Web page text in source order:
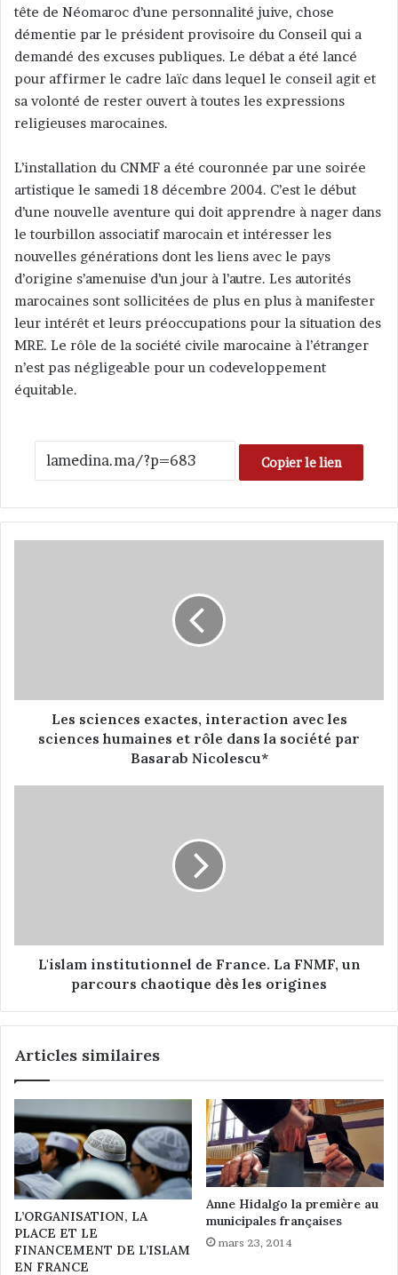
tête de Néomaroc d’une personnalité juive, chose
démentie par le président provisoire du Conseil qui a
demandé des excuses publiques. Le débat a été lancé
pour affirmer le cadre laïc dans lequel le conseil agit et
sa volonté de rester ouvert à toutes les expressions
religieuses marocaines.
L’installation du CNMF a été couronnée par une soirée
artistique le samedi 18 décembre 2004. C’est le début
d’une nouvelle aventure qui doit apprendre à nager dans
le tourbillon associatif marocain et intéresser les
nouvelles générations dont les liens avec le pays
d’origine s’amenuise d’un jour à l’autre. Les autorités
marocaines sont sollicitées de plus en plus à manifester
leur intérêt et leurs préoccupations pour la situation des
MRE. Le rôle de la société civile marocaine à l’étranger
n’est pas négligeable pour un codeveloppement
équitable.
Copier le lien
c
c
i
e
c
l
e
s
s
c
Les sciences exactes, interaction avec les
sciences humaines et rôle dans la société par
Basarab Nicolescu*
n
t
n
n
e
l
d
F
r
a
L'islam institutionnel de France. La FNMF, un
parcours chaotique dès les origines
Articles similaires
L’ORGANISATION, LA
PLACE ET LE
FINANCEMENT DE L’ISLAM
EN FRANCE
Anne Hidalgo la première au
municipales françaises
mars 23, 2014